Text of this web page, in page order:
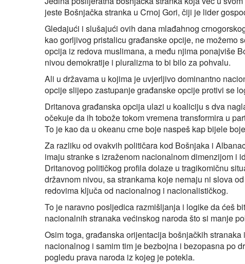
jeste Bošnjačka stranka u Crnoj Gori, čiji je lider
Gledajući i slušajući ovih dana mlađahnog
kao gorljivog pristalicu građanske opcije, ne možemo
opcija iz redova muslimana, a među njima ponajviše
nivou demokratije i pluralizma to bi bilo za pohvalu.
Ali u državama u kojima je uvjerljivo dominantno
opcije slijepo zastupanje građanske opcije protivi se
Dritanova građanska opcija ulazi u koaliciju s dva
očekuje da ih tobože tokom vremena transformira u
To je kao da u okeanu crne boje naspeš kap bijele
Za razliku od ovakvih političara kod Bošnjaka i
imaju stranke s izraženom nacionalnom dimenzijom i
Dritanovog političkog profila dolaze u tragikomičnu
državnom nivou, sa strankama koje nemaju ni slova
redovima ključa od nacionalnog i nacionalističkog.
To je naravno posljedica razmišljanja i logike da ćeš
nacionalnih stranaka većinskog naroda što si manje
Osim toga, građanska orijentacija bošnjačkih
nacionalnog i samim tim je bezbojna i bezopasna po
pogledu prava naroda iz kojeg je potekla.